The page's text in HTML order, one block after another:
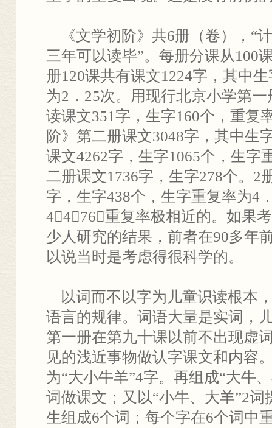
《文学初阶》共6册（卷），“
三年可以读毕”。每册分课从100
册120课共有课文1224字，其中
为2．25次。用现行北京小学第
读课文351字，生字160个，重复
阶》第二册课文3048字，其中生
课文4262字，生字1065个，生字
二册课文1736字，生字278个。2
字，生字438个，生字重复率为4
4∶4．76，重复率极相近的。如果
少人研究的结果，前者在90多年
以说当时是考虑得很科学的。
以词而不以字为儿童识读根本
语言的规律。词语大量是实词，
第一册在第九十课以前不出现虚
见的浅近事物做认字课文和内容
为“大小牛羊”4字。再组成“大牛
词做课文；又以“小牛、大羊”2
生组成6个词；每个字在6个词中